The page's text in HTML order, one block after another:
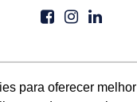
para oferecer melhor